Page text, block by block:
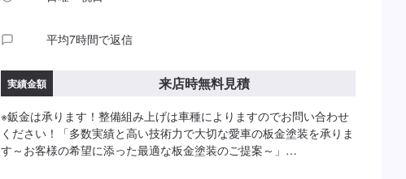
平均7時間で返信
実績金額 来店時無料見積
※鈑金は承ります！整備組み上げは車種によりますのでお問い合わせ
ください！「多数実績と高い技術力で大切な愛車の板金塗装を承りま
す～お客様の希望に添った最適な板金塗装のご提案～」